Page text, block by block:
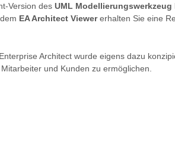
Version des UML
EA Architect Viewererhalten Sie eine
Architect wurde eigens dazu
und Kunden zu ermöglichen.